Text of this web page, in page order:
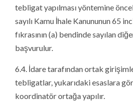
tebligat yapılması yöntemine
sayılı Kamu İhale Kanununun 65
fıkrasının (a) bendinde sayılan
başvurulur.
6.4. İdare tarafından ortak
tebligatlar, yukarıdaki esaslara
koordinatör ortağa yapılır.